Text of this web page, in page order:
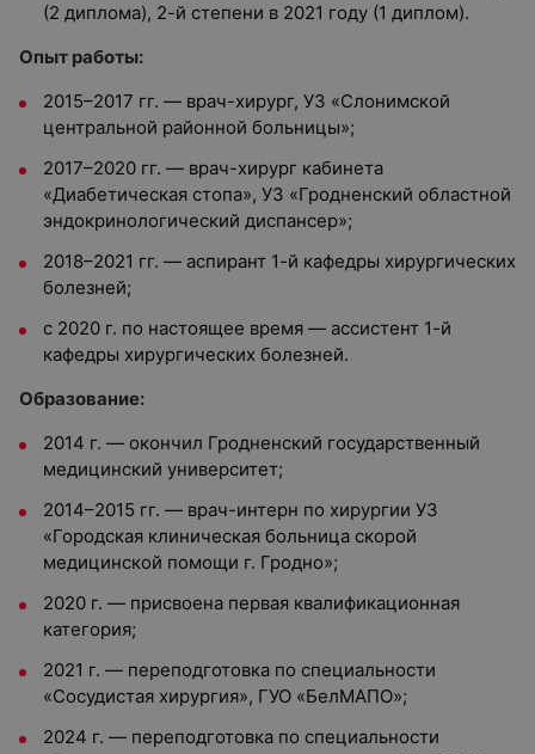
(2 диплома), 2-й степени в 2021 году (1 диплом).
Опыт работы:
2015–2017 гг. — врач-хирург, УЗ «Слонимской
центральной районной больницы»;
2017–2020 гг. — врач-хирург кабинета
«Диабетическая стопа», УЗ «Гродненский областной
эндокринологический диспансер»;
2018–2021 гг. — аспирант 1-й кафедры хирургических
болезней;
с 2020 г. по настоящее время — ассистент 1-й
кафедры хирургических болезней.
Образование:
2014 г. — окончил Гродненский государственный
медицинский университет;
2014–2015 гг. — врач-интерн по хирургии УЗ
«Городская клиническая больница скорой
медицинской помощи г. Гродно»;
2020 г. — присвоена первая квалификационная
категория;
2021 г. — переподготовка по специальности
«Сосудистая хирургия», ГУО «БелМАПО»;
2024 г. — переподготовка по специальности